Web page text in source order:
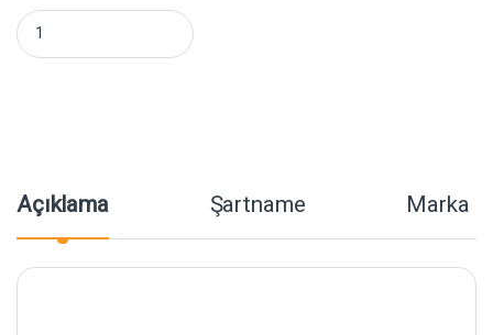
GDX 120x120 Soft Ürün Çekim Çadırı (120x120 cm) miktar
Açıklama Şartname Marka